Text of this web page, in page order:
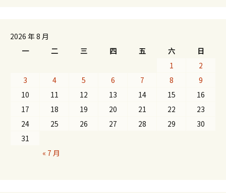
2026 年 8 月
一
二 三 四 五 六
日
1
2
3
4 5 6 7 8
9
10
11 12 13 14 15
16
17
18 19 20 21 22
23
24
25 26 27 28 29
30
31
« 7 月